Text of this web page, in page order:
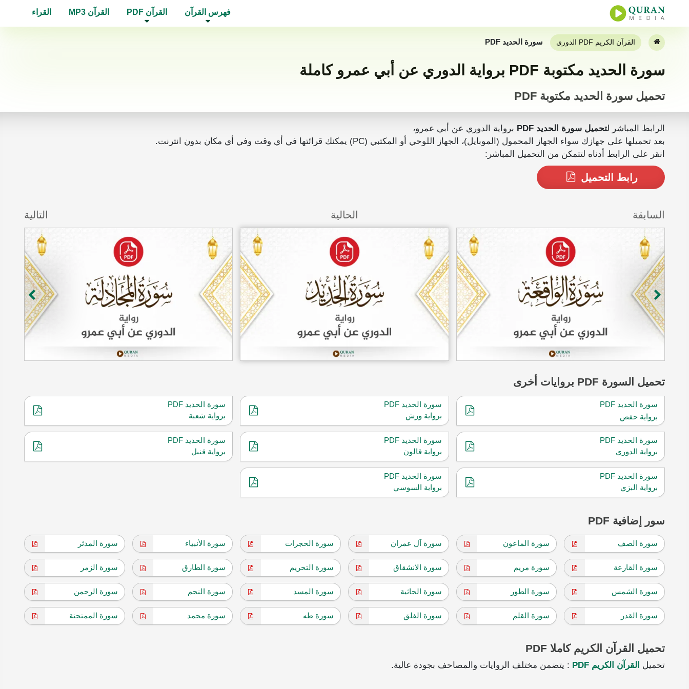
فهرس القرآن القرآن PDF القرآن MP3 القراء
القرآن الكريم PDF الدوري سورة الحديد PDF
سورة الحديد مكتوبة PDF برواية الدوري عن أبي عمرو كاملة
تحميل سورة الحديد مكتوبة PDF
الرابط المباشر لتحميل سورة الحديد PDF
برواية الدوري عن أبي عمرو،
بعد تحميلها على جهازك سواء الجهاز المحمول (الموبايل)، الجهاز اللوحي أو المكتبي (PC) يمكنك قرائتها في أي وقت وفي أي مكان بدون انترنت.
انقر على الرابط أدناه لتتمكن من التحميل المباشر:
رابط التحميل
الحالية السابقة التالية
تحميل السورة
سورة الحديد PDF
برواية حفص
سورة الحديد PDF
برواية ورش
سورة الحديد PDF
برواية شعبة
سورة الحديد PDF
برواية الدوري
سورة الحديد PDF
برواية قالون
سورة الحديد PDF
برواية قنبل
سورة الحديد PDF
برواية البزي
سورة الحديد PDF
برواية السوسي
سور إضافية PDF
سورة الصف سورة الماعون سورة آل عمران سورة الحجرات سورة الأنبياء سورة المدثر
سورة القارعة سورة مريم سورة الانشقاق سورة التحريم سورة الطارق سورة الزمر
سورة الشمس سورة الطور سورة الجاثية سورة المسد سورة النجم سورة الرحمن
سورة القدر سورة القلم سورة الفلق سورة طه سورة محمد سورة الممتحنة
تحميل القرآن الكريم كاملا PDF
تحميل القرآن الكريم PDF : يتضمن مختلف الروايات والمصاحف بجودة عالية.